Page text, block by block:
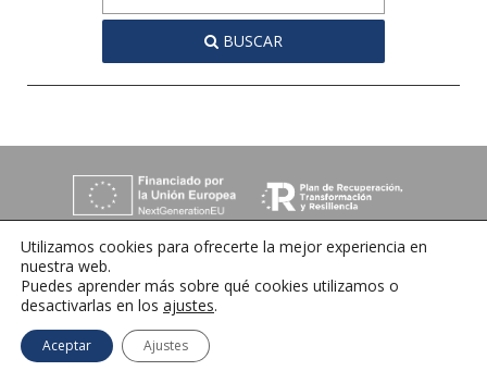
BUSCAR
C/ Orense 6, 36970 Sanxenxo, Pontevedra
Tlfno:
+34 986 72 35 64
Aviso legal| Política de cookies
Utilizamos cookies para ofrecerte la mejor experiencia en
nuestra web.
Puedes aprender más sobre qué cookies utilizamos o
desactivarlas en los ajustes.
Aceptar Ajustes